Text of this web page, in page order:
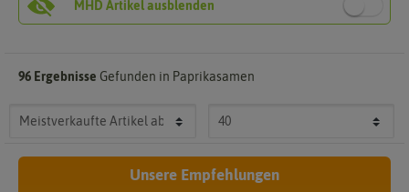
96 Ergebnisse Gefunden in Paprikasamen
Unsere Empfehlungen